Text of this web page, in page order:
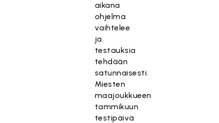
aikana
ohjelma
vaihtelee
ja
testauksia
tehdään
satunnaisesti.
Miesten
maajoukkueen
tammikuun
testipäivä